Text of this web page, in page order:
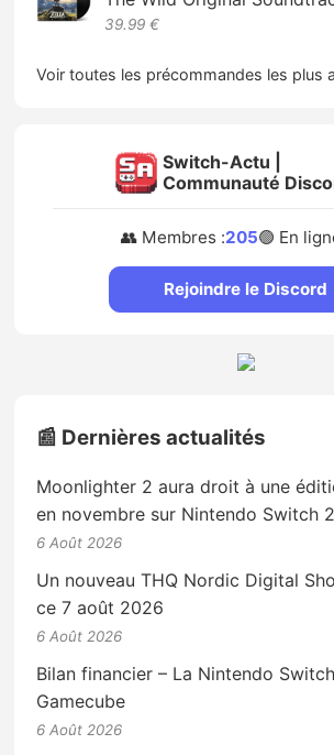
39.99 €
Voir toutes les précommandes les plus
Switch-Actu |
Communauté
👥 Membres :205🟢 En
Rejoindre le Discord
📰 Dernières actualités
Moonlighter 2 aura droit à une
en novembre sur Nintendo Switch 2
6 Août 2026
Un nouveau THQ Nordic Digital
ce 7 août 2026
6 Août 2026
Bilan financier – La Nintendo
Gamecube
6 Août 2026